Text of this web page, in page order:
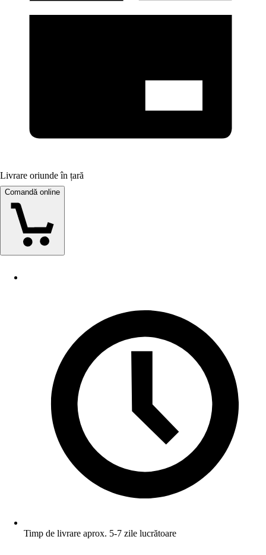
Livrare oriunde în țară
Comandă online
Timp de livrare aprox. 5-7 zile lucrătoare